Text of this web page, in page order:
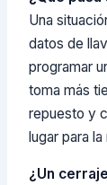
Una
datos de
programar
toma más
repuesto y
lugar para
¿Un